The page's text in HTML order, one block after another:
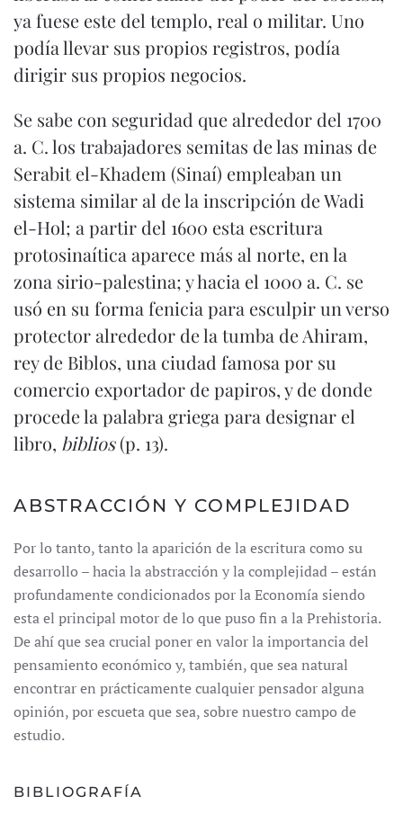
ya fuese este del templo, real o militar. Uno
podía llevar sus propios registros, podía
dirigir sus propios negocios.
Se sabe con seguridad que alrededor del 1700
a. C. los trabajadores semitas de las minas de
Serabit el-Khadem (Sinaí) empleaban un
sistema similar al de la inscripción de Wadi
el-Hol; a partir del 1600 esta escritura
protosinaítica aparece más al norte, en la
zona sirio-palestina; y hacia el 1000 a. C. se
usó en su forma fenicia para esculpir un verso
protector alrededor de la tumba de Ahiram,
rey de Biblos, una ciudad famosa por su
comercio exportador de papiros, y de donde
procede la palabra griega para designar el
libro, biblios(p. 13).
ABSTRACCIÓN Y COMPLEJIDAD
Por lo tanto, tanto la aparición de la escritura como su
desarrollo – hacia la abstracción y la complejidad – están
profundamente condicionados por la Economía siendo
esta el principal motor de lo que puso fin a la Prehistoria.
De ahí que sea crucial poner en valor la importancia del
pensamiento económico y, también, que sea natural
encontrar en prácticamente cualquier pensador alguna
opinión, por escueta que sea, sobre nuestro campo de
estudio.
BIBLIOGRAFÍA